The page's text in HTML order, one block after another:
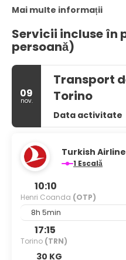
Mai multe informații
Servicii incluse în
persoană)
09
nov.
Transport
Torino
Data activitate
Turkish
1 Escală
10:10
Henri Coanda (OTP)
8h 5min
17:15
Torino (TRN)
30 KG